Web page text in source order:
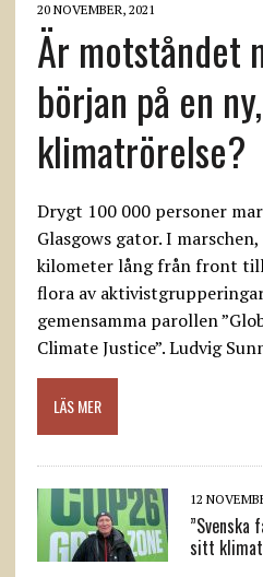
20 NOVEMBER, 2021
Är motståndet
början på en
klimatrörelse?
Drygt 100 000 personer
Glasgows gator. I
kilometer lång från front
flora av
gemensamma parollen
Climate Justice”. Ludvig
LÄS MER
12
”Svenska
sitt